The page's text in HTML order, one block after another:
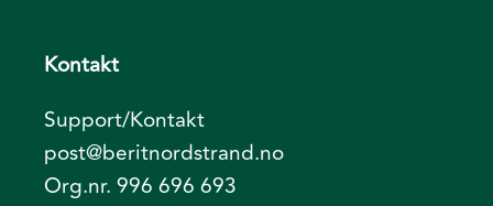
Kontakt
Support/Kontakt
post@beritnordstrand.no
Org.nr. 996 696 693